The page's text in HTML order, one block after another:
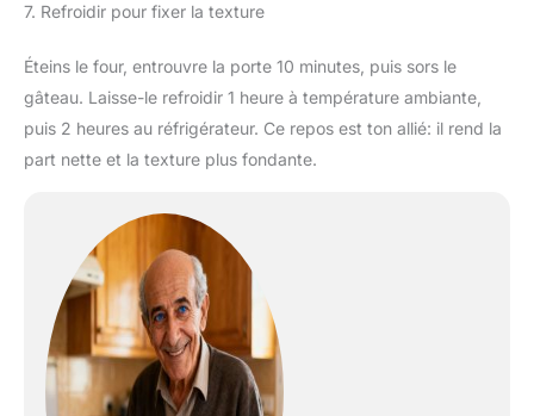
7. Refroidir pour fixer la texture
Éteins le four, entrouvre la porte 10 minutes, puis sors le
gâteau. Laisse-le refroidir 1 heure à température ambiante,
puis 2 heures au réfrigérateur. Ce repos est ton allié: il rend la
part nette et la texture plus fondante.